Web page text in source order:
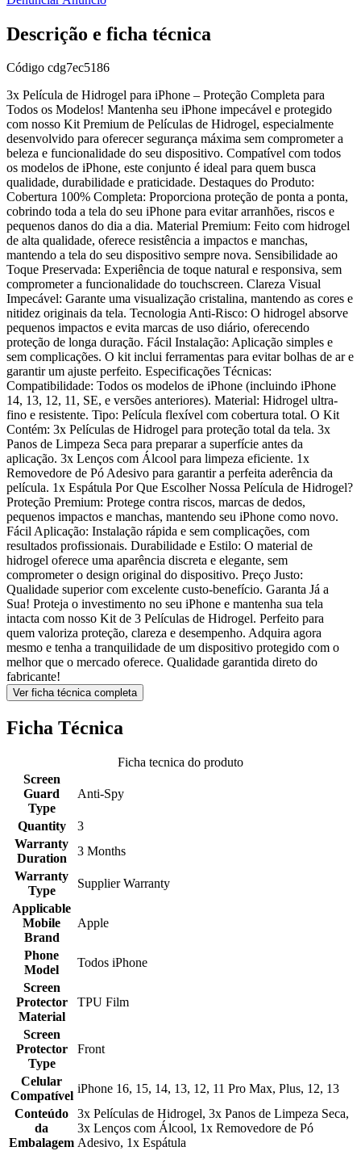
Descrição e ficha técnica
Código cdg7ec5186
3x Película de Hidrogel para iPhone – Proteção Completa para
Todos os Modelos! Mantenha seu iPhone impecável e protegido
com nosso Kit Premium de Películas de Hidrogel, especialmente
desenvolvido para oferecer segurança máxima sem comprometer a
beleza e funcionalidade do seu dispositivo. Compatível com todos
os modelos de iPhone, este conjunto é ideal para quem busca
qualidade, durabilidade e praticidade. Destaques do Produto:
Cobertura 100% Completa: Proporciona proteção de ponta a ponta,
cobrindo toda a tela do seu iPhone para evitar arranhões, riscos e
pequenos danos do dia a dia. Material Premium: Feito com hidrogel
de alta qualidade, oferece resistência a impactos e manchas,
mantendo a tela do seu dispositivo sempre nova. Sensibilidade ao
Toque Preservada: Experiência de toque natural e responsiva, sem
comprometer a funcionalidade do touchscreen. Clareza Visual
Impecável: Garante uma visualização cristalina, mantendo as cores e
nitidez originais da tela. Tecnologia Anti-Risco: O hidrogel absorve
pequenos impactos e evita marcas de uso diário, oferecendo
proteção de longa duração. Fácil Instalação: Aplicação simples e
sem complicações. O kit inclui ferramentas para evitar bolhas de ar e
garantir um ajuste perfeito. Especificações Técnicas:
Compatibilidade: Todos os modelos de iPhone (incluindo iPhone
14, 13, 12, 11, SE, e versões anteriores). Material: Hidrogel ultra-
fino e resistente. Tipo: Película flexível com cobertura total. O Kit
Contém: 3x Películas de Hidrogel para proteção total da tela. 3x
Panos de Limpeza Seca para preparar a superfície antes da
aplicação. 3x Lenços com Álcool para limpeza eficiente. 1x
Removedore de Pó Adesivo para garantir a perfeita aderência da
película. 1x Espátula Por Que Escolher Nossa Película de Hidrogel?
Proteção Premium: Protege contra riscos, marcas de dedos,
pequenos impactos e manchas, mantendo seu iPhone como novo.
Fácil Aplicação: Instalação rápida e sem complicações, com
resultados profissionais. Durabilidade e Estilo: O material de
hidrogel oferece uma aparência discreta e elegante, sem
comprometer o design original do dispositivo. Preço Justo:
Qualidade superior com excelente custo-benefício. Garanta Já a
Sua! Proteja o investimento no seu iPhone e mantenha sua tela
intacta com nosso Kit de 3 Películas de Hidrogel. Perfeito para
quem valoriza proteção, clareza e desempenho. Adquira agora
mesmo e tenha a tranquilidade de um dispositivo protegido com o
melhor que o mercado oferece. Qualidade garantida direto do
fabricante!
Ver ficha técnica completa
Ficha Técnica
Ficha tecnica do produto
Screen
Guard
Type
Anti-Spy
Quantity
3
Warranty
Duration
3 Months
Warranty
Type
Supplier Warranty
Applicable
Mobile
Brand
Apple
Phone
Model
Todos iPhone
Screen
Protector
Material
TPU Film
Screen
Protector
Type
Front
Celular
Compatível
iPhone 16, 15, 14, 13, 12, 11 Pro Max, Plus, 12, 13
Conteúdo
da
Embalagem
3x Películas de Hidrogel, 3x Panos de Limpeza Seca,
3x Lenços com Álcool, 1x Removedore de Pó
Adesivo, 1x Espátula